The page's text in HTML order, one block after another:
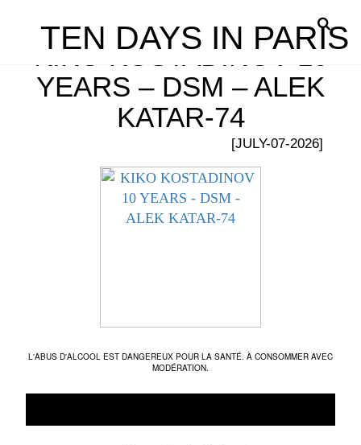
TEN DAYS IN PARIS
KIKO KOSTADINOV 10
YEARS – DSM – ALEK
KATAR-74
[JULY-07-2026]
L'ABUS D'ALCOOL EST DANGEREUX POUR LA SANTÉ. À CONSOMMER AVEC
MODÉRATION.